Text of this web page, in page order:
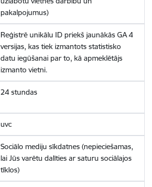
pakalpojumus)
Reģistrē unikālu ID priekš jaunākās GA 4
versijas, kas tiek izmantots statistisko
datu iegūšanai par to, kā apmeklētājs
izmanto vietni.
24 stundas
uvc
Sociālo mediju sīkdatnes (nepieciešamas,
lai Jūs varētu dalīties ar saturu sociālajos
tīklos)